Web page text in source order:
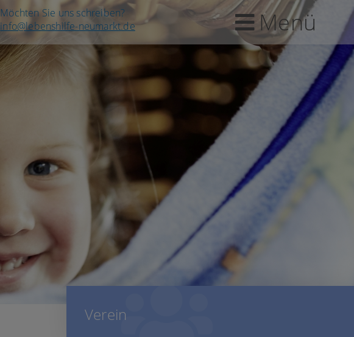
Möchten Sie uns schreiben?
info@lebenshilfe-neumarkt.de
Menü
Verein